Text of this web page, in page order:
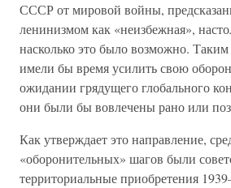
СССР от мировой войны,
ленинизмом как «неизбежная»,
насколько это было возможно.
имели бы время усилить свою
ожидании грядущего глобального
они были бы вовлечены рано или
Как утверждает это направление,
«оборонительных» шагов были
территориальные приобретения